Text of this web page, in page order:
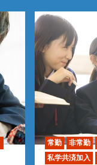
常勤 非常勤
私学共済加入